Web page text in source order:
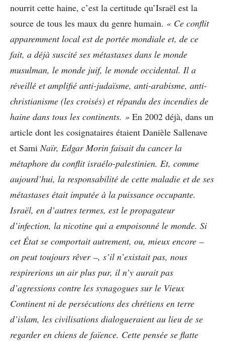
nourrit cette haine, c’est la certitude qu’Israël est la
source de tous les maux du genre humain. « Ce conflit
apparemment local est de portée mondiale et, de ce
fait, a déjà suscité ses métastases dans le monde
musulman, le monde juif, le monde occidental. Il a
réveillé et amplifié anti-judaïsme, anti-arabisme, anti-
christianisme (les croisés) et répandu des incendies de
haine dans tous les continents. » En 2002 déjà, dans un
article dont les cosignataires étaient Danièle Sallenave
et Sami Naïr, Edgar Morin faisait du cancer la
métaphore du conflit israélo-palestinien. Et, comme
aujourd’hui, la responsabilité de cette maladie et de ses
métastases était imputée à la puissance occupante.
Israël, en d’autres termes, est le propagateur
d’infection, la nicotine qui a empoisonné le monde. Si
cet État se comportait autrement, ou, mieux encore –
on peut toujours rêver –, s’il n’existait pas, nous
respirerions un air plus pur, il n’y aurait pas
d’agressions contre les synagogues sur le Vieux
Continent ni de persécutions des chrétiens en terre
d’islam, les civilisations dialogueraient au lieu de se
regarder en chiens de faïence. Cette pensée se flatte